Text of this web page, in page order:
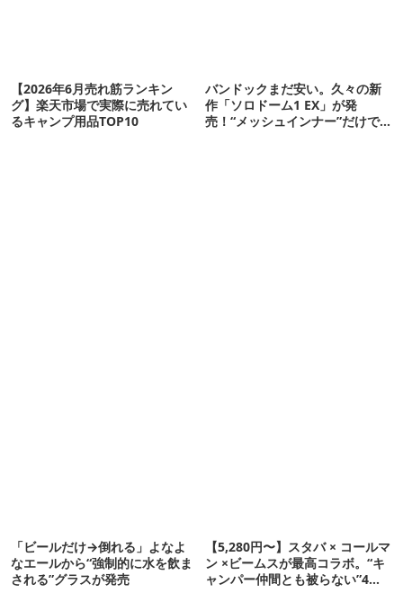
【2026年6月売れ筋ランキン
グ】楽天市場で実際に売れてい
るキャンプ用品TOP10
バンドックまだ安い。久々の新
作「ソロドーム1 EX」が発
売！“メッシュインナー”だけで
「ビールだけ→倒れる」よなよ
なエールから“強制的に水を飲ま
される”グラスが発売
【5,280円〜】スタバ × コールマ
ン ×ビームスが最高コラボ。“キ
ャンパー仲間とも被らない”4ア